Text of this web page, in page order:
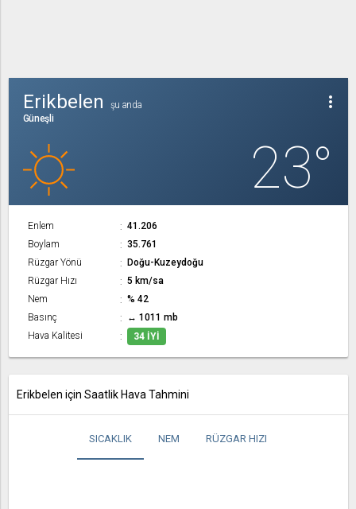
more_vert
Erikbelen
şu anda
Güneşli
23°
Enlem
41.206
Boylam
35.761
Rüzgar Yönü
Doğu-Kuzeydoğu
Rüzgar Hızı
5 km/sa
Nem
% 42
Basınç
↔ 1011 mb
Hava Kalitesi
34 İYI
Erikbelen için Saatlik Hava Tahmini
SICAKLIK NEM RÜZGAR HIZI